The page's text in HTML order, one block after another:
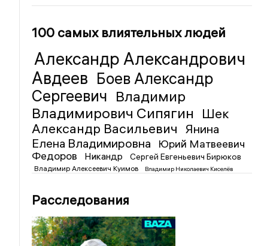
100 самых влиятельных людей
Александр Александрович
Авдеев Боев Александр
Сергеевич Владимир
Владимирович Сипягин Шек
Александр Васильевич
Янина
Елена Владимировна
Юрий Матвеевич
Федоров
Никандр Сергей Евгеньевич Бирюков
Владимир Алексеевич Куимов Владимир Николаевич Киселёв
Расследования